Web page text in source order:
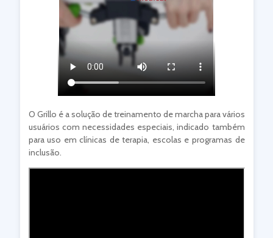
O Grillo é a solução de treinamento de marcha para vários
usuários com necessidades especiais, indicado também
para uso em clínicas de terapia, escolas e programas de
inclusão.